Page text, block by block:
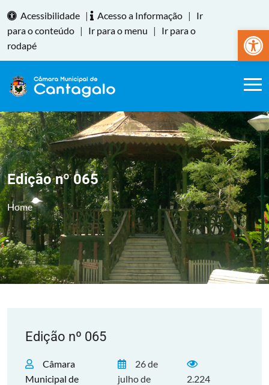
Abrir
Acessibilidade | Acesso a Informação |
Ir
para o conteúdo | Ir para o menu |
Ir para o
rodapé
Edição nº 065
Home
Edição nº 065
Câmara
Municipal de
26 de
julho de
2.224